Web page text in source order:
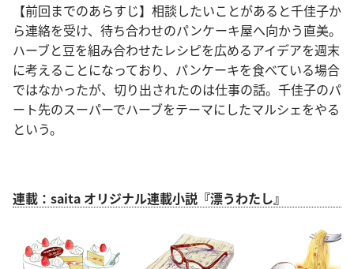
【前回までのあらすじ】相談したいことがあると千佳子か
ら連絡を受け、待ち合わせのパンケーキ屋へ向かう直美。
ハーブと豆を組み合わせたレシピを広めるアイデアを週末
に考えることになっており、パンケーキを食べている場合
ではなかったが、切り出されたのは仕事の話。千佳子のパ
ート先のスーパーでハーブをテーマにしたマルシェをやる
という。
連載：saita オリジナル連載小説『漂うわたし』